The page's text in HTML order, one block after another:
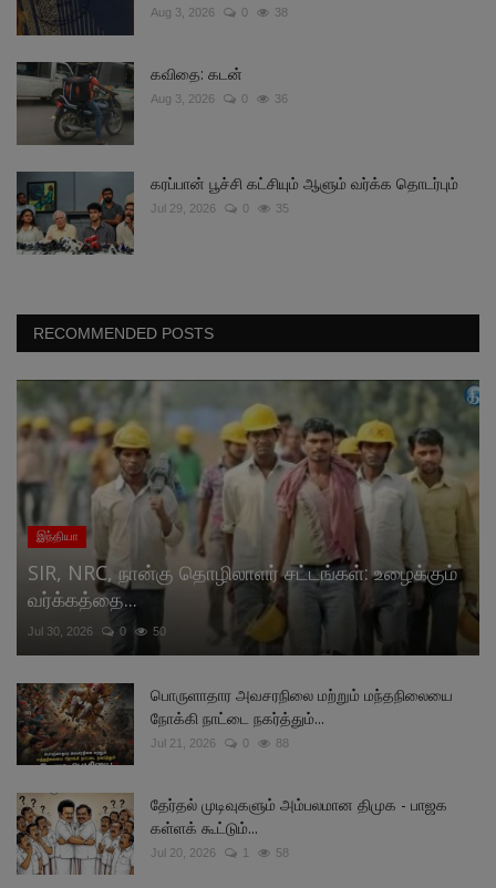
Aug 3, 2026 0 38
கவிதை: கடன்
Aug 3, 2026 0 36
கரப்பான் பூச்சி கட்சியும் ஆளும் வர்க்க தொடர்பும்
Jul 29, 2026 0 35
RECOMMENDED POSTS
இந்தியா
SIR, NRC, நான்கு தொழிலாளர் சட்டங்கள்: உழைக்கும்
வர்க்கத்தை...
Jul 30, 2026 0 50
பொருளாதார அவசரநிலை மற்றும் மந்தநிலையை
நோக்கி நாட்டை நகர்த்தும்...
Jul 21, 2026 0 88
தேர்தல் முடிவுகளும் அம்பலமான திமுக - பாஜக
கள்ளக் கூட்டும்...
Jul 20, 2026 1 58